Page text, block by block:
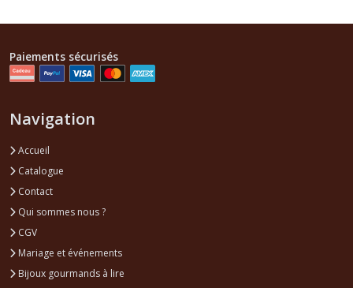
Paiements sécurisés
Navigation
Accueil
Catalogue
Contact
Qui sommes nous ?
CGV
Mariage et événements
Bijoux gourmands à lire